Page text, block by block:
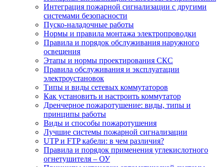
Интеграция пожарной сигнализации с другими
системами безопасности
Пуско-наладочные работы
Нормы и правила монтажа электропроводки
Правила и порядок обслуживания наружного
освещения
Этапы и нормы проектирования СКС
Правила обслуживания и эксплуатации
электроустановок
Типы и виды сетевых коммутаторов
Как установить и настроить коммутатор
Дренчерное пожаротушение: виды, типы и
принципы работы
Виды и способы пожаротушения
Лучшие системы пожарной сигнализации
UTP и FTP кабели: в чем различия?
Правила и порядок применения углекислотного
огнетушителя – ОУ